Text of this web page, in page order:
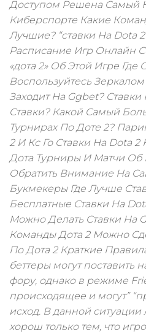
Доступом Решена Самый
Киберспорте Какие
Лучшие? “ставки На Dota 2
Расписание Игр Онлайн
«дота 2» Об Этой Игре Где
Воспользуйтесь
Заходит На Ggbet?
Ставки? Какой Самый
Турнирах По Доте 2?
2 И Кс Го Ставки На Dota 2
Дота Турниры И Матчи Об
Обратить Внимание На
Букмекеры Где Лучше
Бесплатные Ставки На
Можно Делать Ставки На
Команды Дота 2 Можно
По Дота 2 Краткие
беттеры могут поставить
фору, однако в режиме
происходящее и могут”
исход. В данной
хорош только тем, что